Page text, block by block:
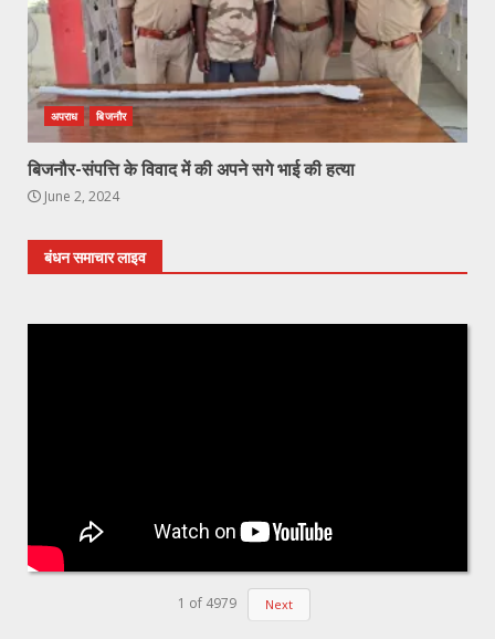
अपराध बिजनौर
बिजनौर-संपत्ति के विवाद में की अपने सगे भाई की हत्या
June 2, 2024
बंधन समाचार लाइव
1 of 4979 Next